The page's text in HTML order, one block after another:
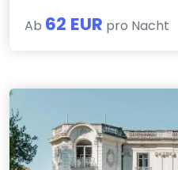
Ab 62 EUR pro Nacht